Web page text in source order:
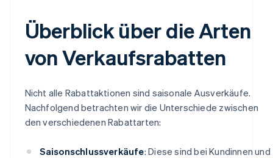
Überblick über die Arten
von Verkaufsrabatten
Nicht alle Rabattaktionen sind saisonale Ausverkäufe.
Nachfolgend betrachten wir die Unterschiede zwischen
den verschiedenen Rabattarten:
Saisonschlussverkäufe: Diese sind bei Kundinnen und